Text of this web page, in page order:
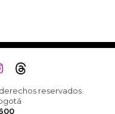
reservados.